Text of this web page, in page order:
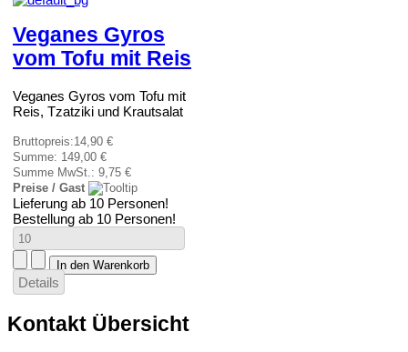
Veganes Gyros
vom Tofu mit Reis
Veganes Gyros vom Tofu mit
Reis, Tzatziki und Krautsalat
Bruttopreis:14,90 €
Summe: 149,00 €
Summe MwSt.: 9,75 €
Preise / Gast
Lieferung ab 10 Personen!
Bestellung ab 10 Personen!
Details
Kontakt Übersicht